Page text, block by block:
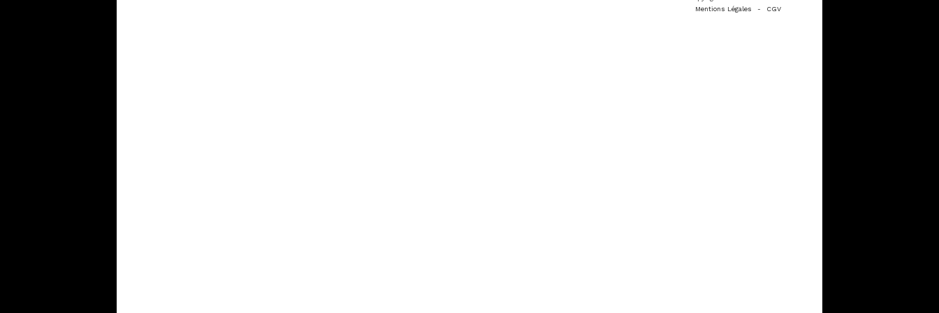
Mentions Légales
- CGV